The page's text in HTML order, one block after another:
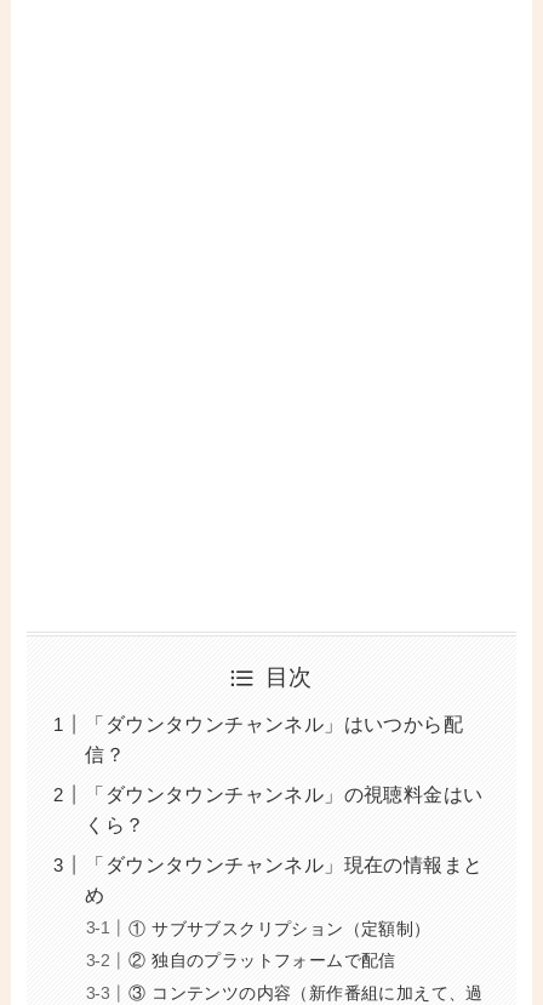
目次
「ダウンタウンチャンネル」はいつから配
信？
「ダウンタウンチャンネル」の視聴料金はい
くら？
「ダウンタウンチャンネル」現在の情報まと
め
① サブサブスクリプション（定額制）
② 独自のプラットフォームで配信
③ コンテンツの内容（新作番組に加えて、過